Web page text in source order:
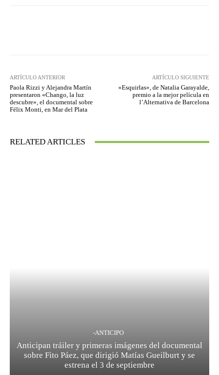
ARTÍCULO ANTERIOR
Paola Rizzi y Alejandra Martín
presentaron «Chango, la luz
descubre», el documental sobre
Félix Monti, en Mar del Plata
ARTÍCULO SIGUIENTE
«Esquirlas», de Natalia Garayalde,
premio a la mejor película en
l’Alternativa de Barcelona
RELATED ARTICLES
-ANTICIPO
Anticipan tráiler y primeras imágenes del documental
sobre Fito Páez, que dirigió Matías Gueilburt y se
estrena el 3 de septiembre